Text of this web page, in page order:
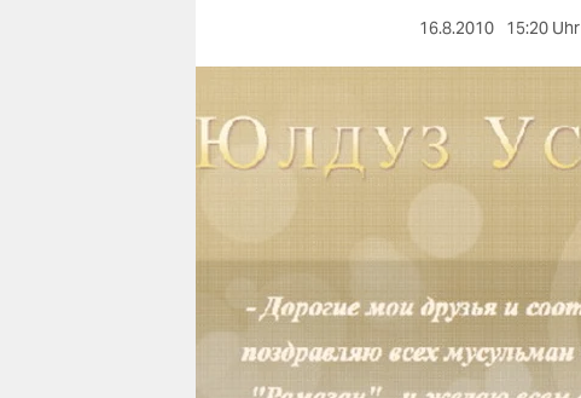
nord
verlag
veranstaltungen
shop
16.8.2010 15:20 Uhr